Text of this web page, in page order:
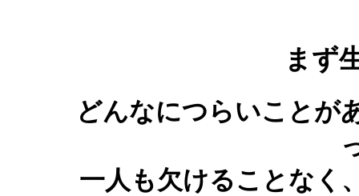
まず
どんなにつらいことが
一人も欠けることな